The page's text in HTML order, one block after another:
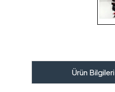
Ürün Bilgileri